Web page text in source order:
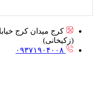
کرج میدان کرج
(زکیخانی)
۰۹۳۷۱۹۰۴۰۰۸